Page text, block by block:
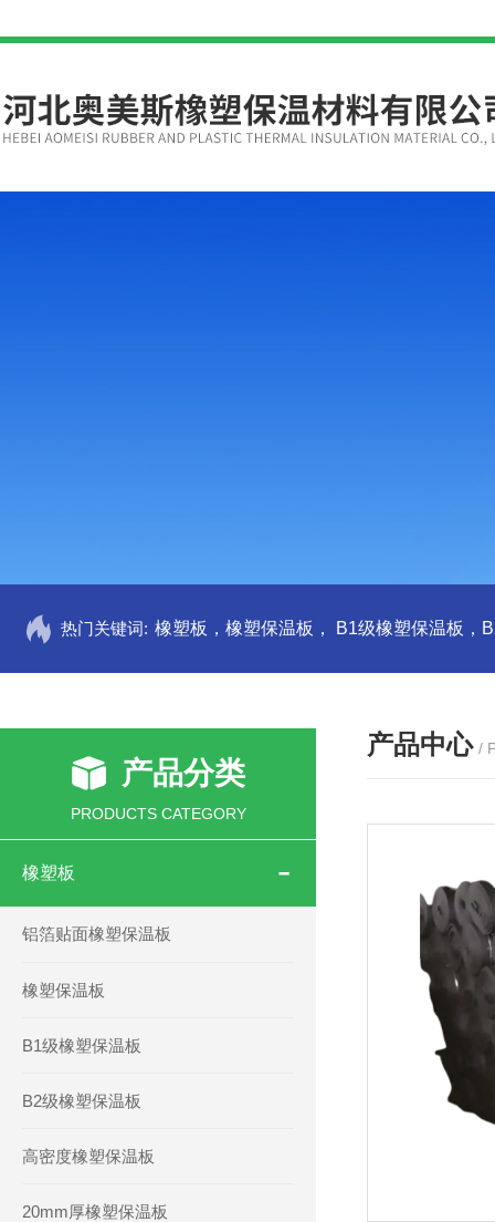
热门关键词:
产品分类
PRODUCTS CATEGORY
橡塑板
铝箔贴面橡塑保温板
橡塑保温板
B1级橡塑保温板
B2级橡塑保温板
高密度橡塑保温板
20mm厚橡塑保温板
产品中心 /